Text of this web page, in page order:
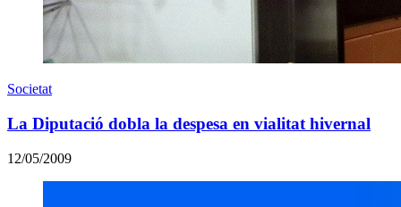
Societat
La Diputació dobla la despesa en vialitat hivernal
12/05/2009